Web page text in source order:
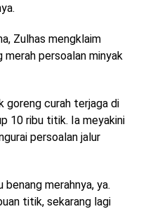
Zulhas mengklaim
merah persoalan minyak
goreng curah terjaga di
10 ribu titik. Ia meyakini
persoalan jalur
benang merahnya, ya.
titik, sekarang lagi